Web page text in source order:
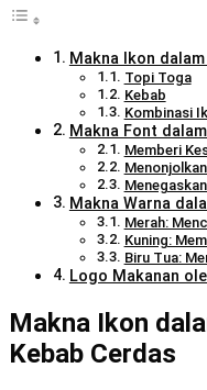
Makna Ikon
Topi Toga
Kebab
Kombinasi
Makna Font
Memberi
Makna Warna
Merah:
Kuning:
Biru Tua:
Logo Makanan
Makna Ikon
Kebab Cerdas